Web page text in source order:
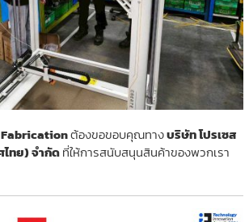
ต้องขอขอบคุณทางบริษัท โปรเซส
ไทย) จำกัดที่ให้การสนับสนุนสินค้าของพวกเรา